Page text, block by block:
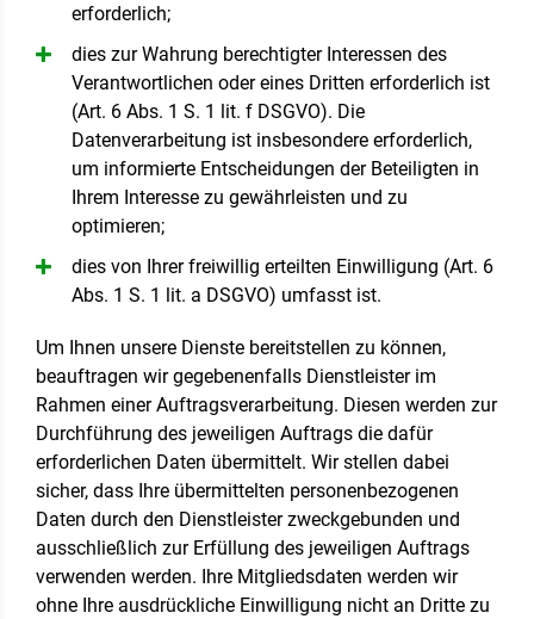
erforderlich;
dies zur Wahrung berechtigter Interessen des
Verantwortlichen oder eines Dritten erforderlich ist
(Art. 6 Abs. 1 S. 1 lit. f DSGVO). Die
Datenverarbeitung ist insbesondere erforderlich,
um informierte Entscheidungen der Beteiligten in
Ihrem Interesse zu gewährleisten und zu
optimieren;
dies von Ihrer freiwillig erteilten Einwilligung (Art. 6
Abs. 1 S. 1 lit. a DSGVO) umfasst ist.
Um Ihnen unsere Dienste bereitstellen zu können,
beauftragen wir gegebenenfalls Dienstleister im
Rahmen einer Auftragsverarbeitung. Diesen werden zur
Durchführung des jeweiligen Auftrags die dafür
erforderlichen Daten übermittelt. Wir stellen dabei
sicher, dass Ihre übermittelten personenbezogenen
Daten durch den Dienstleister zweckgebunden und
ausschließlich zur Erfüllung des jeweiligen Auftrags
verwenden werden. Ihre Mitgliedsdaten werden wir
ohne Ihre ausdrückliche Einwilligung nicht an Dritte zu